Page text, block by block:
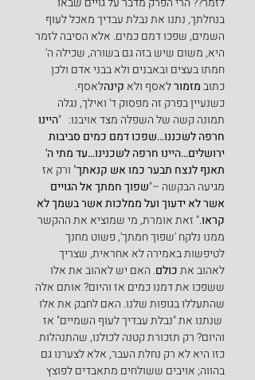
בנחלתך, נתנו את נבלת עבדיך מאכל לעוף
השמים, שפכו דמם כמים. אלא הסיבה לזמר
היא, משום שיש בזה גם בשורה, שכילה ה'
חמתו בעצים ובאבנים ולא בבני אדם ולכן
כתוב מזמור לאסף ולא קינהלאסף.
כשנעיין בפרק זה מפסוק ד' ואילך, נגלה
תמונה קשה של השפלה מצד אויבנו:   "היינו
חרפה לשכננו…שפכו דמם כמים סביבות
ירושלים…היינו חרפה לשכנינו…עד מתי ה'
תאנף לנצח תבער כמו אש קנאתך" ורק אז
מגיעה הבקשה –"שפוך חמתך אל הגויים
אשר לא ידעוך ועל ממלכות אשר בשמך לא
קראו." זאת אומרת, מי שמוציא את ההקשר
ממנו נלקח 'שפוך חמתך', פשוט מחנך
לטיפשות באמירה לא אחראית, שצריך
לאהוב את כולם. האם יש לאהוב את אלו
ששפכו את דמנו כמים אז והיום? אותם אלה
שהתעללו בגופות שלנו. האם לחבק את אלו
שנתנו את "נבלת עבדיך לעוף השמיים" אז
והיום? רק תזכורת קטנה לכולנו, שהתנהלות
כזו היא לא רק נחלת העבר, אלא לצערנו גם
בהווה; אויבים ששולחים מתאבדים לפוצץ